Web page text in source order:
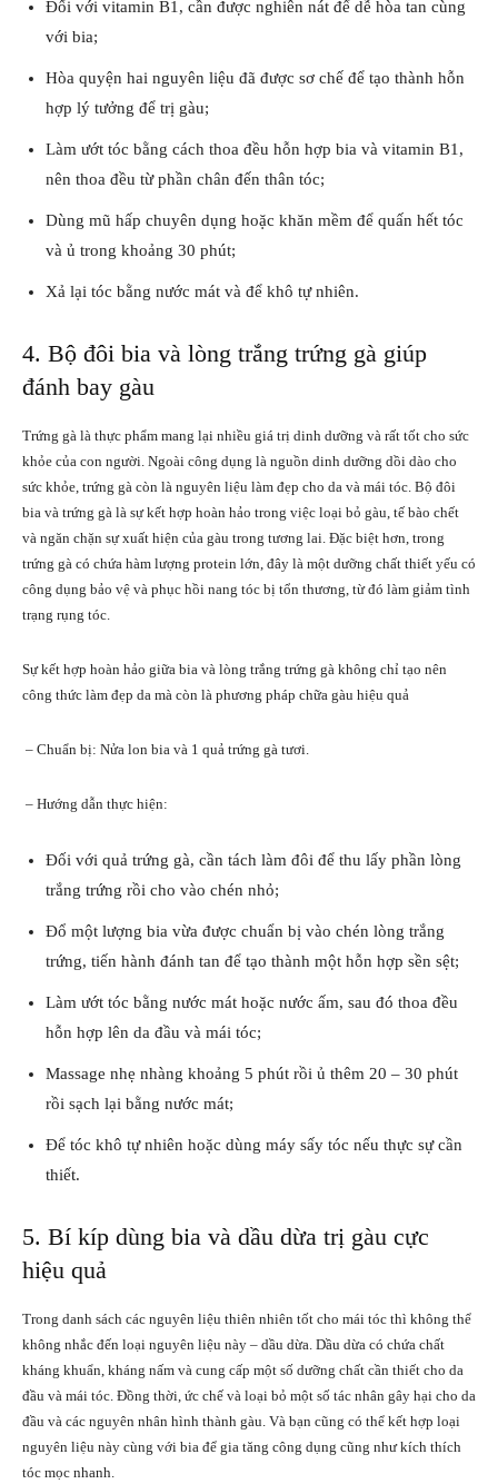
Đối với vitamin B1, cần được nghiên nát để dễ hòa tan cùng
với bia;
Hòa quyện hai nguyên liệu đã được sơ chế để tạo thành hỗn
hợp lý tưởng để trị gàu;
Làm ướt tóc bằng cách thoa đều hỗn hợp bia và vitamin B1,
nên thoa đều từ phần chân đến thân tóc;
Dùng mũ hấp chuyên dụng hoặc khăn mềm để quấn hết tóc
và ủ trong khoảng 30 phút;
Xả lại tóc bằng nước mát và để khô tự nhiên.
4. Bộ đôi bia và lòng trắng trứng gà giúp
đánh bay gàu
Trứng gà là thực phẩm mang lại nhiều giá trị dinh dưỡng và rất tốt cho sức
khỏe của con người. Ngoài công dụng là nguồn dinh dưỡng dồi dào cho
sức khỏe, trứng gà còn là nguyên liệu làm đẹp cho da và mái tóc. Bộ đôi
bia và trứng gà là sự kết hợp hoàn hảo trong việc loại bỏ gàu, tế bào chết
và ngăn chặn sự xuất hiện của gàu trong tương lai. Đặc biệt hơn, trong
trứng gà có chứa hàm lượng protein lớn, đây là một dưỡng chất thiết yếu có
công dụng bảo vệ và phục hồi nang tóc bị tổn thương, từ đó làm giảm tình
trạng rụng tóc.
Sự kết hợp hoàn hảo giữa bia và lòng trắng trứng gà không chỉ tạo nên
công thức làm đẹp da mà còn là phương pháp chữa gàu hiệu quả
– Chuẩn bị: Nửa lon bia và 1 quả trứng gà tươi.
– Hướng dẫn thực hiện:
Đối với quả trứng gà, cần tách làm đôi để thu lấy phần lòng
trắng trứng rồi cho vào chén nhỏ;
Đổ một lượng bia vừa được chuẩn bị vào chén lòng trắng
trứng, tiến hành đánh tan để tạo thành một hỗn hợp sền sệt;
Làm ướt tóc bằng nước mát hoặc nước ấm, sau đó thoa đều
hỗn hợp lên da đầu và mái tóc;
Massage nhẹ nhàng khoảng 5 phút rồi ủ thêm 20 – 30 phút
rồi sạch lại bằng nước mát;
Để tóc khô tự nhiên hoặc dùng máy sấy tóc nếu thực sự cần
thiết.
5. Bí kíp dùng bia và dầu dừa trị gàu cực
hiệu quả
Trong danh sách các nguyên liệu thiên nhiên tốt cho mái tóc thì không thể
không nhắc đến loại nguyên liệu này – dầu dừa. Dầu dừa có chứa chất
kháng khuẩn, kháng nấm và cung cấp một số dưỡng chất cần thiết cho da
đầu và mái tóc. Đồng thời, ức chế và loại bỏ một số tác nhân gây hại cho da
đầu và các nguyên nhân hình thành gàu. Và bạn cũng có thể kết hợp loại
nguyên liệu này cùng với bia để gia tăng công dụng cũng như kích thích
tóc mọc nhanh.